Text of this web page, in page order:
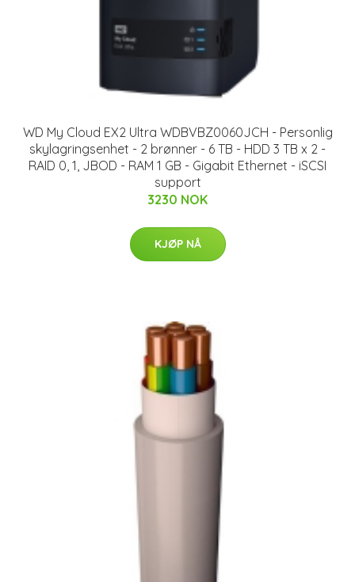
WD My Cloud EX2 Ultra WDBVBZ0060JCH - Personlig
skylagringsenhet - 2 brønner - 6 TB - HDD 3 TB x 2 -
RAID 0, 1, JBOD - RAM 1 GB - Gigabit Ethernet - iSCSI
support
3230 NOK
KJØP NÅ